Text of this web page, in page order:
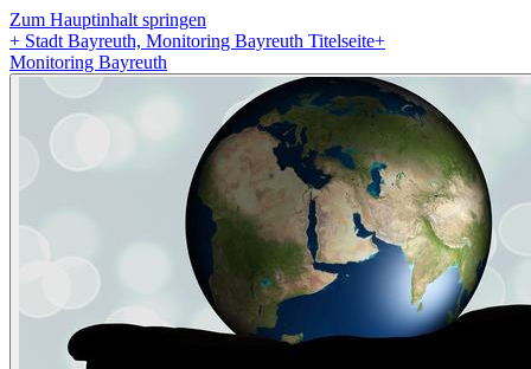
Zum Hauptinhalt springen
+ Stadt Bayreuth, Monitoring Bayreuth Titelseite+
Monitoring Bayreuth